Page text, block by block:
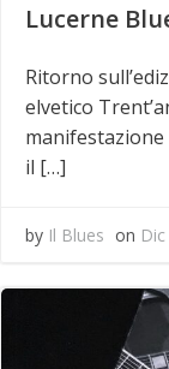
Lucerne
Ritorno
elvetico
manifestazione
il […]
by Il Blues on